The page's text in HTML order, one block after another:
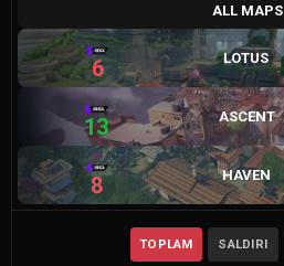
ALL MAPS
6 LOTUS
13 ASCENT
8 HAVEN
TOPLAM SALDIRI